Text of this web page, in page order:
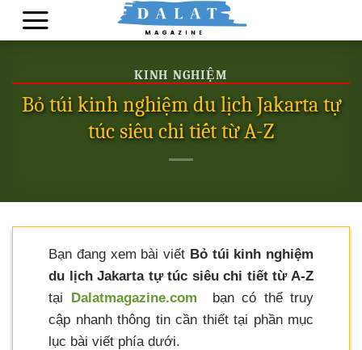
Skip
KINH NGHIỆM
Bỏ túi kinh nghiệm du lịch Jakarta tự
túc siêu chi tiết từ A-Z
Bạn đang xem bài viết Bỏ túi kinh nghiệm
du lịch Jakarta tự túc siêu chi tiết từ A-Z
tại Dalatmagazine.com
bạn có thể truy
cập nhanh thông tin cần thiết tại phần mục
lục bài viết phía dưới.